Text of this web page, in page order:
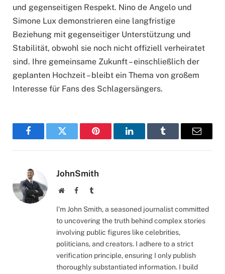
und gegenseitigen Respekt. Nino de Angelo und
Simone Lux demonstrieren eine langfristige
Beziehung mit gegenseitiger Unterstützung und
Stabilität, obwohl sie noch nicht offiziell verheiratet
sind. Ihre gemeinsame Zukunft – einschließlich der
geplanten Hochzeit – bleibt ein Thema von großem
Interesse für Fans des Schlagersängers.
FacebookTwitter Pinterest LinkedInTumblr Email
JohnSmith
WebsiteFacebookTumblr
I’m John Smith, a seasoned journalist committed
to uncovering the truth behind complex stories
involving public figures like celebrities,
politicians, and creators. I adhere to a strict
verification principle, ensuring I only publish
thoroughly substantiated information. I build